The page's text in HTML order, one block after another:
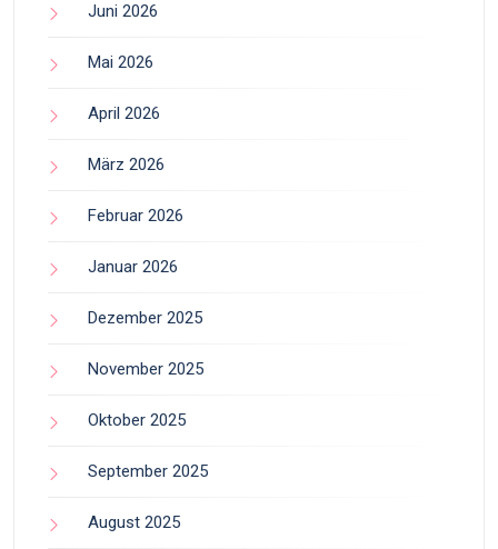
Juni 2026
Mai 2026
April 2026
März 2026
Februar 2026
Januar 2026
Dezember 2025
November 2025
Oktober 2025
September 2025
August 2025